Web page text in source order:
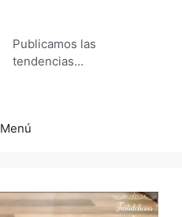
Publicamos las
tendencias…
Menú